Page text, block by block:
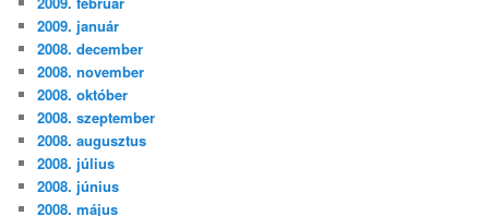
2009. január
2008. december
2008. november
2008. október
2008. szeptember
2008. augusztus
2008. július
2008. június
2008. május